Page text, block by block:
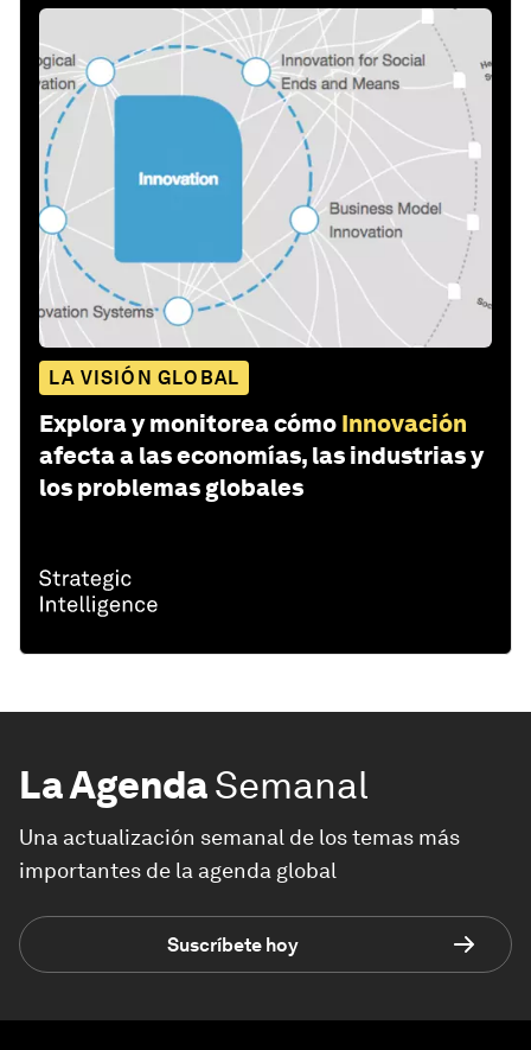
LA VISIÓN GLOBAL
Explora y monitorea cómo Innovación
afecta a las economías, las industrias y
los problemas globales
La AgendaSemanal
Una actualización semanal de los temas más
importantes de la agenda global
Suscríbete hoy